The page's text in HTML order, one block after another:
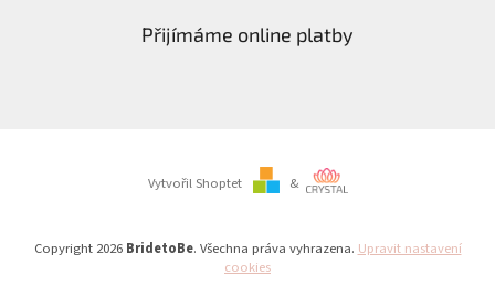
Přijímáme online platby
Vytvořil Shoptet &
Copyright 2026 BridetoBe. Všechna práva vyhrazena. Upravit nastavení
cookies